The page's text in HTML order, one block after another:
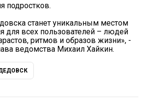
подростков.
станет уникальным местом
для всех пользователей – людей
ритмов и образов жизни», -
ведомства Михаил Хайкин.